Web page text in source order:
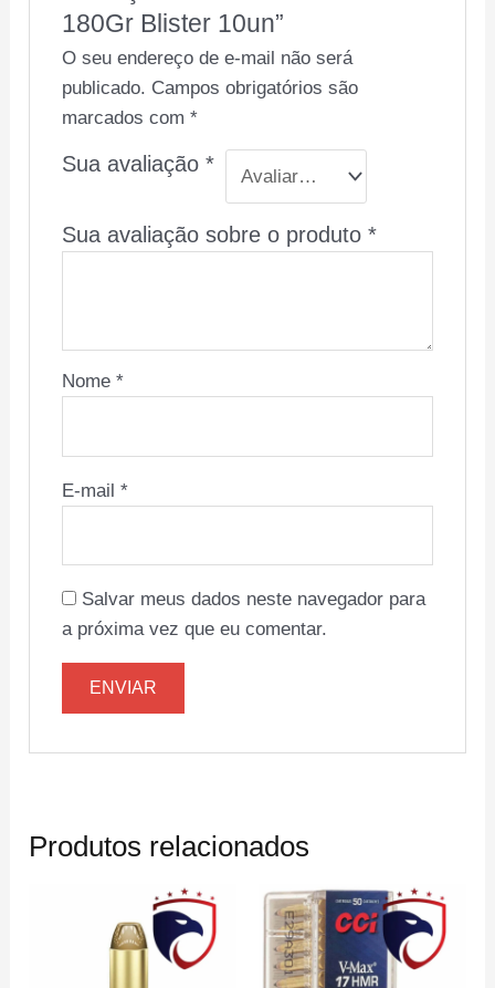
180Gr Blister 10un”
O seu endereço de e-mail não será
publicado. Campos obrigatórios são
marcados com *
Sua avaliação *
Sua avaliação sobre o produto *
Nome *
E-mail *
Salvar meus dados neste navegador para
a próxima vez que eu comentar.
Produtos relacionados